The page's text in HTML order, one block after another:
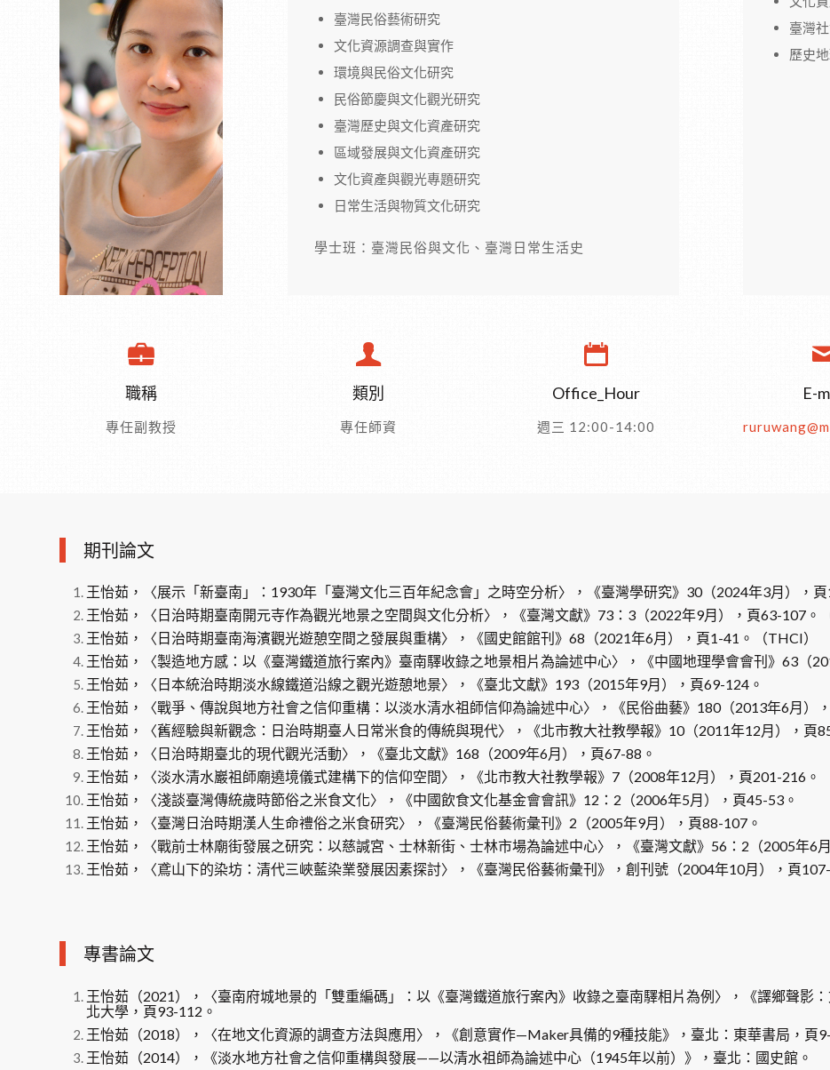
臺灣民俗藝術研究
文化資源調查與實作
環境與民俗文化研究
民俗節慶與文化觀光研究
臺灣歷史與文化資產研究
區域發展與文化資產研究
文化資產與觀光專題研究
日常生活與物質文化研究
學士班：臺灣民俗與文化、臺灣日常生活史
臺灣
歷史
職稱
專任副教授
類別
專任師資
Office_Hour
週三 12:00-14:00
E-
期刊論文
王怡茹，〈展示「新臺南」：1930年「臺灣文化三百年紀念會」之時空分析〉，《臺灣學研究》30（2024年3月），頁
王怡茹，〈日治時期臺南開元寺作為觀光地景之空間與文化分析〉，《臺灣文獻》73：3（2022年9月），頁63-107。
王怡茹，〈日治時期臺南海濱觀光遊憩空間之發展與重構〉，《國史館館刊》68（2021年6月），頁1-41。（THCI）
王怡茹，〈製造地方感：以《臺灣鐵道旅行案內》臺南驛收錄之地景相片為論述中心〉，《中國地理學會會刊》63（
王怡茹，〈日本統治時期淡水線鐵道沿線之觀光遊憩地景〉，《臺北文獻》193（2015年9月），頁69-124。
王怡茹，〈戰爭、傳說與地方社會之信仰重構：以淡水清水祖師信仰為論述中心〉，《民俗曲藝》180（2013年6月）
王怡茹，〈舊經驗與新觀念：日治時期臺人日常米食的傳統與現代〉，《北市教大社教學報》10（2011年12月），頁
王怡茹，〈日治時期臺北的現代觀光活動〉，《臺北文獻》168（2009年6月），頁67-88。
王怡茹，〈淡水清水巖祖師廟遶境儀式建構下的信仰空間〉，《北市教大社教學報》7（2008年12月），頁201-216。
王怡茹，〈淺談臺灣傳統歲時節俗之米食文化〉，《中國飲食文化基金會會訊》12：2（2006年5月），頁45-53。
王怡茹，〈臺灣日治時期漢人生命禮俗之米食研究〉，《臺灣民俗藝術彙刊》2（2005年9月），頁88-107。
王怡茹，〈戰前士林廟街發展之研究：以慈諴宮、士林新街、士林市場為論述中心〉，《臺灣文獻》56：2（2005年6
王怡茹，〈鳶山下的染坊：清代三峽藍染業發展因素探討〉，《臺灣民俗藝術彙刊》，創刊號（2004年10月），頁
專書論文
王怡茹（2021），〈臺南府城地景的「雙重編碼」：以《臺灣鐵道旅行案內》收錄之臺南驛相片為例〉，《譯鄉聲影
北大學，頁93-112。
王怡茹（2018），〈在地文化資源的調查方法與應用〉，《創意實作—Maker具備的9種技能》，臺北：東華書局，頁
王怡茹（2014），《淡水地方社會之信仰重構與發展——以清水祖師為論述中心（1945年以前）》，臺北：國史館。